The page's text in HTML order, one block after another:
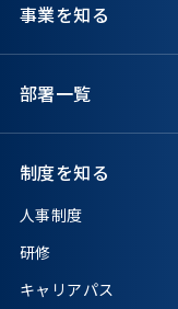
事業を知る
部署一覧
制度を知る
人事制度
研修
キャリアパス